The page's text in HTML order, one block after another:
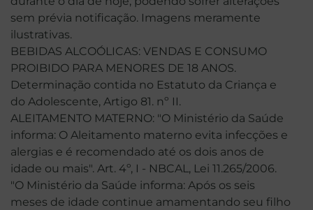
sem prévia notificação. Imagens meramente
ilustrativas.
BEBIDAS ALCOÓLICAS: VENDAS E CONSUMO
PROIBIDO PARA MENORES DE 18 ANOS.
Determinação contida no Estatuto da Criança e
do Adolescente, Artigo 81. nº II.
ALEITAMENTO MATERNO: "O Ministério da Saúde
informa: O Aleitamento materno evita infecções e
alergias e é recomendado até os dois anos de
idade ou mais". Art. 4º, I - NBCAL, Lei 11.265/2006.
"O Ministério da Saúde informa: Após os seis
meses de idade continue amamentando seu filho